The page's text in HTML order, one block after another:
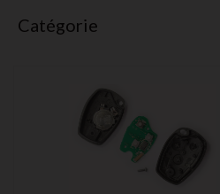
Catégorie